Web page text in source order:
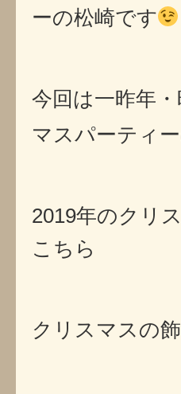
ーの松崎です
今回は一昨年
マスパーティ
2019年のクリ
こちら
クリスマスの